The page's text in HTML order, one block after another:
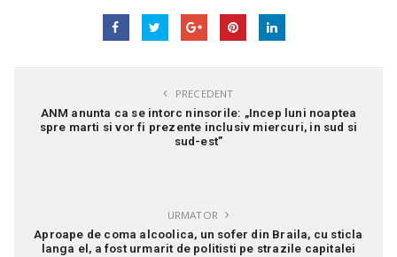
PRECEDENT
ANM anunta ca se intorc ninsorile: „Incep luni noaptea
spre marti si vor fi prezente inclusiv miercuri, in sud si
sud-est”
URMATOR
Aproape de coma alcoolica, un sofer din Braila, cu sticla
langa el, a fost urmarit de politisti pe strazile capitalei